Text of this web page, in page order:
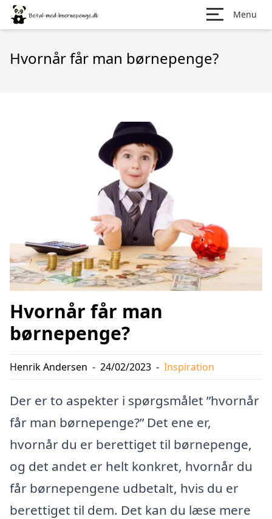
Menu
Hvornår får man børnepenge?
Hvornår får man
børnepenge?
Henrik Andersen - 24/02/2023 - Inspiration
Der er to aspekter i spørgsmålet ”hvornår
får man børnepenge?” Det ene er,
hvornår du er berettiget til børnepenge,
og det andet er helt konkret, hvornår du
får børnepengene udbetalt, hvis du er
berettiget til dem. Det kan du læse mere